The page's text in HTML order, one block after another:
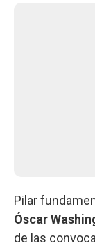
Pilar
Óscar
de las